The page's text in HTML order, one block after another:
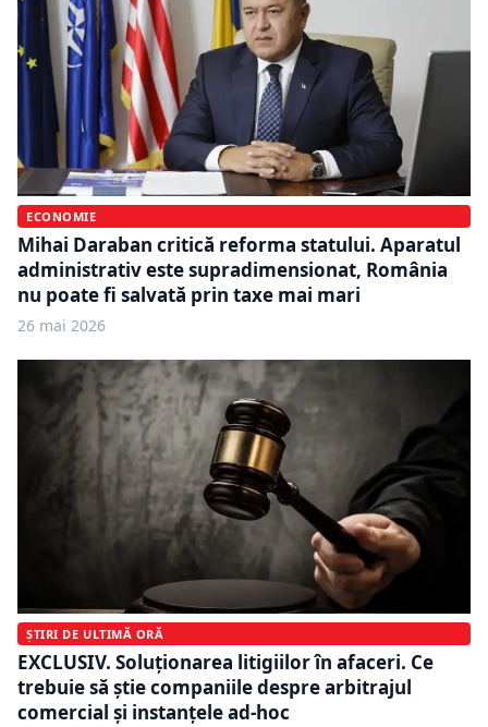
ECONOMIE
Mihai Daraban critică reforma statului. Aparatul
administrativ este supradimensionat, România
nu poate fi salvată prin taxe mai mari
26 mai 2026
ȘTIRI DE ULTIMĂ ORĂ
EXCLUSIV. Soluționarea litigiilor în afaceri. Ce
trebuie să știe companiile despre arbitrajul
comercial și instanțele ad-hoc